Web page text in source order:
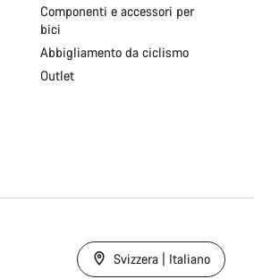
Componenti e accessori per
bici
Abbigliamento da ciclismo
Outlet
Svizzera | Italiano